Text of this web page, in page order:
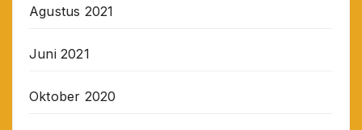
Agustus 2021
Juni 2021
Oktober 2020